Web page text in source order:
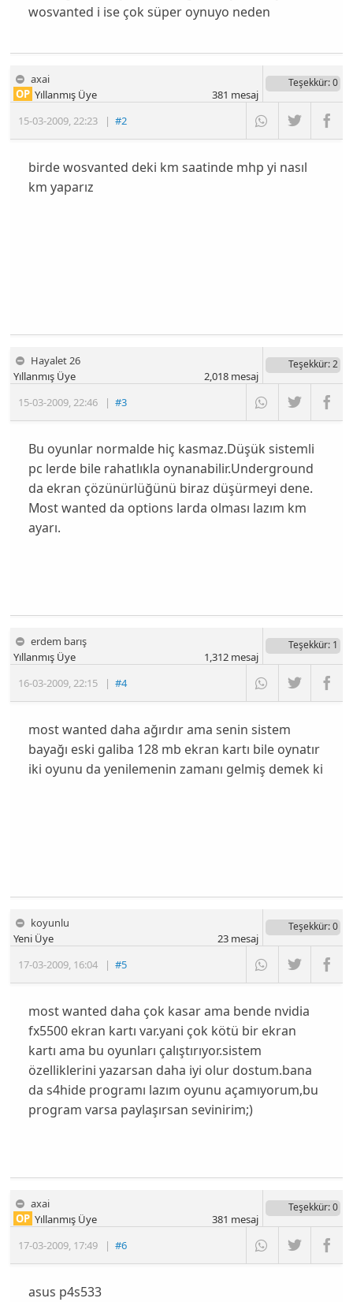
wosvanted i ise çok süper oynuyo neden
axai
15-03-2009,22:23 |#2
OP Yıllanmış Üye
Teşekkür: 0
381 mesaj
birde wosvanted deki km saatinde mhp yi nasıl
km yaparız
Hayalet 26
15-03-2009,22:46 |#3
Yıllanmış Üye
Teşekkür: 2
2,018mesaj
Bu oyunlar normalde hiç kasmaz.Düşük sistemli
pc lerde bile rahatlıkla oynanabilir.Underground
da ekran çözünürlüğünü biraz düşürmeyi dene.
Most wanted da options larda olması lazım km
ayarı.
erdem barış
16-03-2009,22:15 |#4
Yıllanmış Üye
Teşekkür: 1
1,312mesaj
most wanted daha ağırdır ama senin sistem
bayağı eski galiba 128 mb ekran kartı bile oynatır
iki oyunu da yenilemenin zamanı gelmiş demek ki
koyunlu
17-03-2009, 16:04 |#5
Yeni Üye
Teşekkür: 0
23mesaj
most wanted daha çok kasar ama bende nvidia
fx5500 ekran kartı var.yani çok kötü bir ekran
kartı ama bu oyunları çalıştırıyor.sistem
özelliklerini yazarsan daha iyi olur dostum.bana
da s4hide programı lazım oyunu açamıyorum,bu
program varsa paylaşırsan sevinirim;)
axai
17-03-2009, 17:49 |#6
OP Yıllanmış Üye
Teşekkür: 0
381 mesaj
asus p4s533